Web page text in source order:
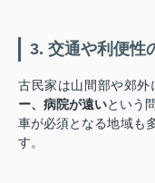
3. 交通や利便性
古民家は山間部や郊外
ー、病院が遠いという
車が必須となる地域も
す。